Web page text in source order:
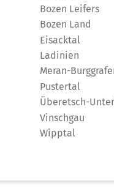
Bozen Leifers
Bozen Land
Eisacktal
Ladinien
Meran-
Pustertal
Überetsch-
Vinschgau
Wipptal